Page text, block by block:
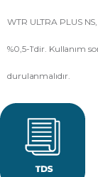
WTR ULTRA PLUS
%0,5-1’dir. Kullanım
durulanmalıdır.